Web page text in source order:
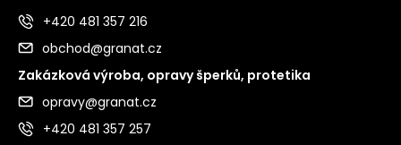
+420 481 357 216
obchod@granat.cz
Zakázková výroba, opravy šperků, protetika
opravy@granat.cz
+420 481 357 257